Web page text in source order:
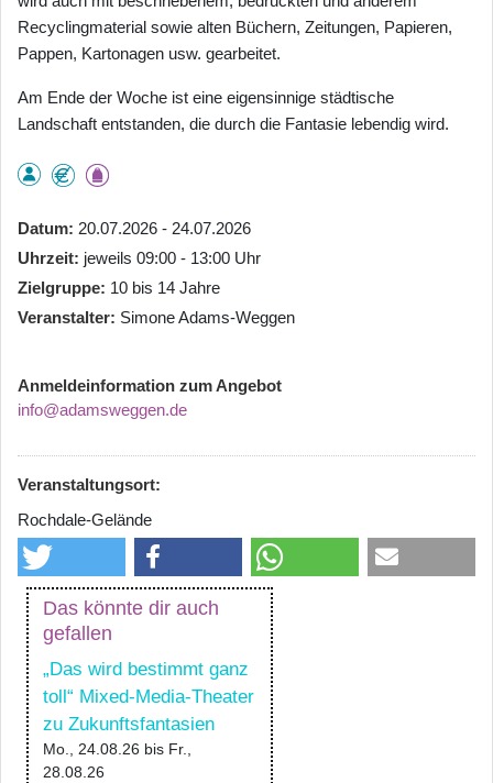
Recyclingmaterial sowie alten Büchern, Zeitungen, Papieren,
Pappen, Kartonagen usw. gearbeitet.
Am Ende der Woche ist eine eigensinnige städtische
Landschaft entstanden, die durch die Fantasie lebendig wird.
Datum 20.07.2026 - 24.07.2026
Uhrzeit jeweils 09:00 - 13:00 Uhr
Zielgruppe 10 bis 14 Jahre
Veranstalter Simone Adams-Weggen
Anmeldeinformation zum Angebot
info@adamsweggen.de
Veranstaltungsort:
Rochdale-Gelände
Das könnte dir auch
gefallen
„Das wird bestimmt ganz
toll“ Mixed-Media-Theater
zu Zukunftsfantasien
Mo., 24.08.26 bis Fr.,
28.08.26